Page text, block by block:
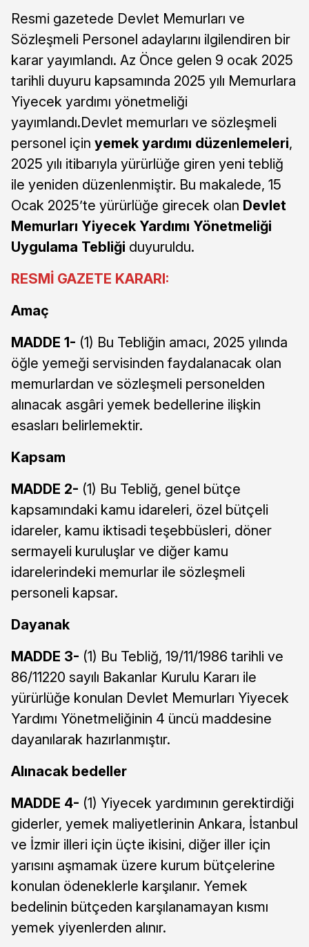
Resmi gazetede Devlet Memurları ve
Sözleşmeli Personel adaylarını ilgilendiren bir
karar yayımlandı. Az Önce gelen 9 ocak 2025
tarihli duyuru kapsamında 2025 yılı Memurlara
Yiyecek yardımı yönetmeliği
yayımlandı.Devlet memurları ve sözleşmeli
personel için yemek yardımı düzenlemeleri,
2025 yılı itibarıyla yürürlüğe giren yeni tebliğ
ile yeniden düzenlenmiştir. Bu makalede, 15
Ocak 2025’te yürürlüğe girecek olan Devlet
Memurları Yiyecek Yardımı Yönetmeliği
Uygulama Tebliği duyuruldu.
RESMİ GAZETE KARARI:
Amaç
MADDE 1- (1) Bu Tebliğin amacı, 2025 yılında
öğle yemeği servisinden faydalanacak olan
memurlardan ve sözleşmeli personelden
alınacak asgâri yemek bedellerine ilişkin
esasları belirlemektir.
Kapsam
MADDE 2- (1) Bu Tebliğ, genel bütçe
kapsamındaki kamu idareleri, özel bütçeli
idareler, kamu iktisadi teşebbüsleri, döner
sermayeli kuruluşlar ve diğer kamu
idarelerindeki memurlar ile sözleşmeli
personeli kapsar.
Dayanak
MADDE 3- (1) Bu Tebliğ, 19/11/1986 tarihli ve
86/11220 sayılı Bakanlar Kurulu Kararı ile
yürürlüğe konulan Devlet Memurları Yiyecek
Yardımı Yönetmeliğinin 4 üncü maddesine
dayanılarak hazırlanmıştır.
Alınacak bedeller
MADDE 4- (1) Yiyecek yardımının gerektirdiği
giderler, yemek maliyetlerinin Ankara, İstanbul
ve İzmir illeri için üçte ikisini, diğer iller için
yarısını aşmamak üzere kurum bütçelerine
konulan ödeneklerle karşılanır. Yemek
bedelinin bütçeden karşılanamayan kısmı
yemek yiyenlerden alınır.